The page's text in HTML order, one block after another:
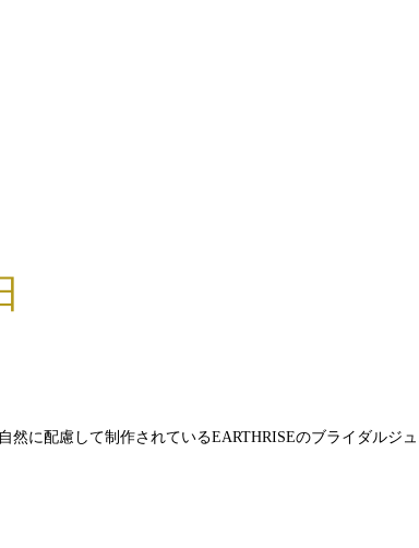
に配慮して制作されているEARTHRISEのブライダルジ